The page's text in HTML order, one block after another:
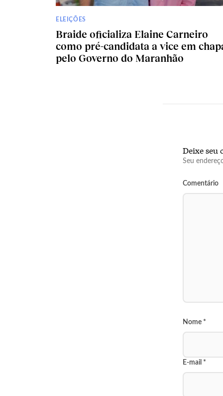
ELEIÇÕES
Braide oficializa Elaine Carneiro
como pré-candidata a vice em
pelo Governo do Maranhão
Deixe seu
Seu
Comentário
Nome *
E-mail *